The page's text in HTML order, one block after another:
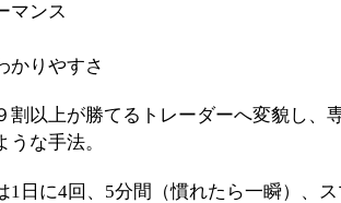
マンス
かりやすさ
割以上が勝てるトレーダーへ変貌し、
うな手法。
1日に4回、5分間（慣れたら一瞬）、